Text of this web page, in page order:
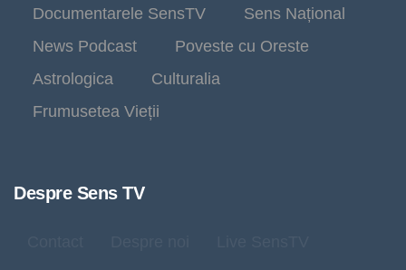
Documentarele SensTV
Sens Național
News Podcast
Poveste cu Oreste
Astrologica
Culturalia
Frumusetea Vieții
Despre Sens TV